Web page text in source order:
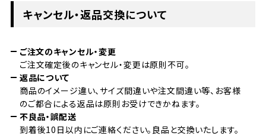
キャンセル・返品交換について
ご注文のキャンセル・変更
ご注文確定後のキャンセル・変更は原則不可。
返品について
商品のイメージ違い、サイズ間違いや注文間違い等、お客様
のご都合による返品は原則お受けできかねます。
不良品・誤配送
到着後10日以内にご連絡ください。良品と交換いたします。